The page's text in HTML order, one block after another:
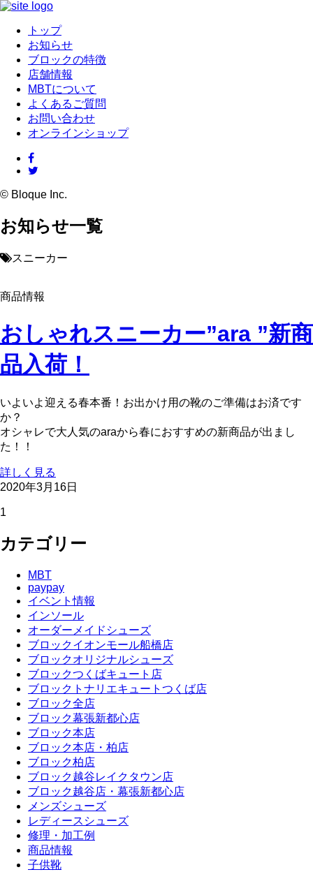
トップ
お知らせ
ブロックの特徴
店舗情報
MBTについて
よくあるご質問
お問い合わせ
オンラインショップ
© Bloque Inc.
お知らせ一覧
スニーカー
商品情報
おしゃれスニーカー”ara ”新商
品入荷！
いよいよ迎える春本番！お出かけ用の靴のご準備はお済です
か？
オシャレで大人気のaraから春におすすめの新商品が出まし
た！！
詳しく見る
2020年3月16日
1
カテゴリー
MBT
paypay
イベント情報
インソール
オーダーメイドシューズ
ブロックイオンモール船橋店
ブロックオリジナルシューズ
ブロックつくばキュート店
ブロックトナリエキュートつくば店
ブロック全店
ブロック幕張新都心店
ブロック本店
ブロック本店・柏店
ブロック柏店
ブロック越谷レイクタウン店
ブロック越谷店・幕張新都心店
メンズシューズ
レディースシューズ
修理・加工例
商品情報
子供靴